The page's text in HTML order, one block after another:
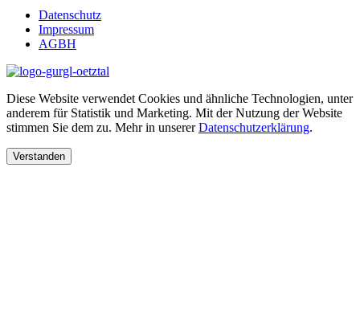
Datenschutz
Impressum
AGBH
Diese Website verwendet Cookies und ähnliche Technologien, unter
anderem für Statistik und Marketing. Mit der Nutzung der Website
stimmen Sie dem zu. Mehr in unserer Datenschutzerklärung.
Verstanden